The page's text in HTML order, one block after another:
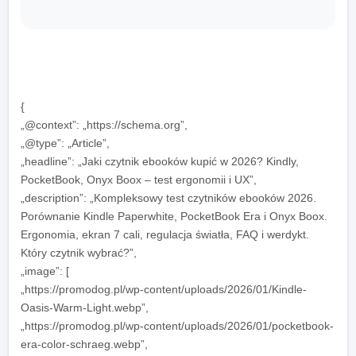
{
„@context”: „https://schema.org”,
„@type”: „Article”,
„headline”: „Jaki czytnik ebooków kupić w 2026? Kindlу,
PocketBook, Onyx Boox – test ergonomii i UX”,
„description”: „Kompleksowy test czytników ebooków 2026.
Porównanie Kindle Paperwhite, PocketBook Era i Onyx Boox.
Ergonomia, ekran 7 cali, regulacja światła, FAQ i werdykt.
Który czytnik wybrać?”,
„image”: [
„https://promodog.pl/wp-content/uploads/2026/01/Kindle-
Oasis-Warm-Light.webp”,
„https://promodog.pl/wp-content/uploads/2026/01/pocketbook-
era-color-schraeg.webp”,